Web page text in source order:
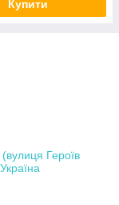
Купити
Героїв